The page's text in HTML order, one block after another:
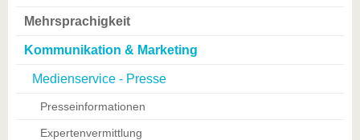
Mehrsprachigkeit
Kommunikation & Marketing
Medienservice - Presse
Presseinformationen
Expertenvermittlung